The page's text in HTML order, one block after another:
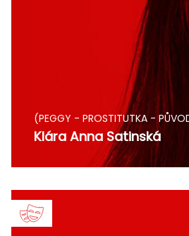
(PEGGY - PROSTITUTKA -
Klára Anna Satinská